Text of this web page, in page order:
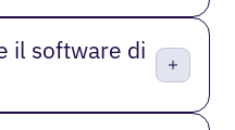
il software di